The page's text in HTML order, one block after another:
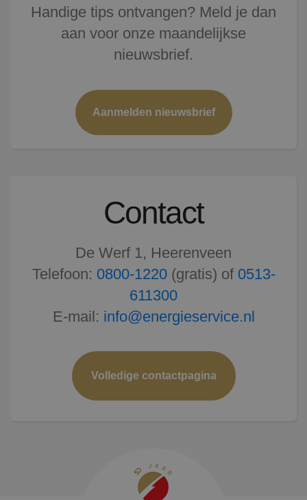
Handige tips ontvangen? Meld je dan
aan voor onze maandelijkse
nieuwsbrief.
Aanmelden nieuwsbrief
Contact
De Werf 1, Heerenveen
Telefoon: 0800-1220(gratis) of 0513-
611300
E-mail: info@energieservice.nl
Volledige contactpagina